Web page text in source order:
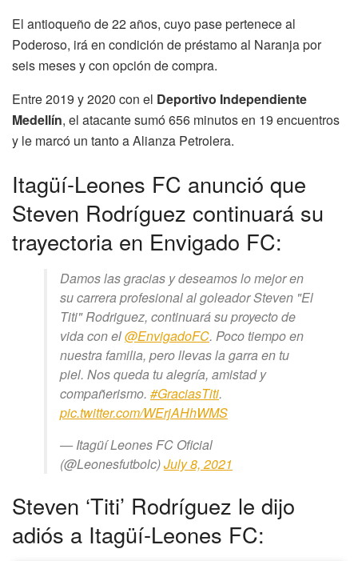
El antioqueño de 22 años, cuyo pase pertenece al
Poderoso, irá en condición de préstamo al Naranja por
seis meses y con opción de compra.
Entre 2019 y 2020 con el Deportivo Independiente
Medellín, el atacante sumó 656 minutos en 19 encuentros
y le marcó un tanto a Alianza Petrolera.
Itagüí-Leones FC anunció que
Steven Rodríguez continuará su
trayectoria en Envigado FC:
Damos las gracias y deseamos lo mejor en
su carrera profesional al goleador Steven "El
Titi" Rodriguez, continuará su proyecto de
vida con el@EnvigadoFC. Poco tiempo en
nuestra familia, pero llevas la garra en tu
piel. Nos queda tu alegría, amistad y
compañerismo. #GraciasTiti.
pic.twitter.com/WErjAHhWMS
— Itagüí Leones FC Oficial
(@Leonesfutbolc)July 8, 2021
Steven ‘Titi’ Rodríguez le dijo
adiós a Itagüí-Leones FC: